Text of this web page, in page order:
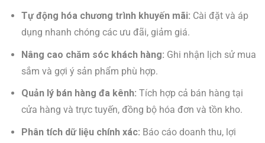
Tự động hóa chương trình khuyến mãi: Cài đặt và áp
dụng nhanh chóng các ưu đãi, giảm giá.
Nâng cao chăm sóc khách hàng: Ghi nhận lịch sử mua
sắm và gợi ý sản phẩm phù hợp.
Quản lý bán hàng đa kênh: Tích hợp cả bán hàng tại
cửa hàng và trực tuyến, đồng bộ hóa đơn và tồn kho.
Phân tích dữ liệu chính xác: Báo cáo doanh thu, lợi